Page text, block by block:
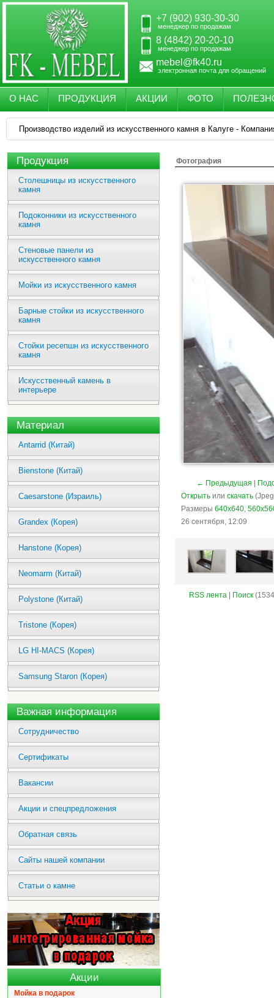
+7 (902) 930-30-30
менеджер по продажам
8 (4842) 20-20-10
менеджер по продажам
mebel@fk40.ru
электронная почта для обращений
О НАС ПРОДУКЦИЯ АКЦИИ ФОТО
Производство изделий из искусственного камня в Калуге -
Продукция
Столешницы из искусственного
камня
Подоконники из искусственного
камня
Стеновые панели из
искусственного камня
Мойки из искусственного камня
Барные стойки из искусственного
камня
Стойки ресепшн из искусственного
камня
Искусственный камень в
интерьере
Материал
Antarrid (Китай)
Bienstone (Китай)
Caesarstone (Израиль)
Grandex (Корея)
Hanstone (Корея)
Neomarm (Китай)
Polystone (Китай)
Tristone (Корея)
LG HI-MACS (Корея)
Samsung Staron (Корея)
Важная информация
Сотрудничество
Сертификаты
Вакансии
Акции и спецпредложения
Обратная связь
Сайты нашей компании
Статьи о камне
Акции
Мойка в подарок
Фотография
← Предыдущая
Открыть или скачать
Размеры 640x640,
26 сентября, 12:09
RSS лента| Поиск